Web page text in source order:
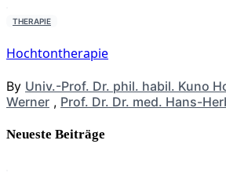
THERAPIE
Hochtontherapie
By Univ.-Prof. Dr. phil. habil. Kuno
Werner , Prof. Dr. Dr. med. Hans-
Neueste Beiträge